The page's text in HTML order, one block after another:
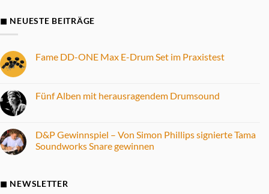
◼ NEUESTE BEITRÄGE
Fame DD-ONE Max E-Drum Set im Praxistest
Fame
DD-
Drum
Set
im
Fünf Alben mit herausragendem Drumsound
Fünf
Alben
mit
D&P Gewinnspiel – Von Simon Phillips signierte Tama
Soundworks Snare gewinnen
D&P
Gewinnspiel
◼ NEWSLETTER